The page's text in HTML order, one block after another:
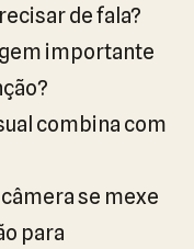
de fala?
importante
combina com
se mexe
para